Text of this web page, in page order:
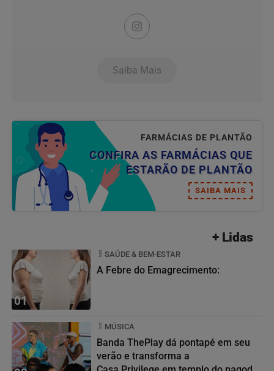
Saiba Mais
FARMÁCIAS DE PLANTÃO
CONFIRA AS FARMÁCIAS QUE
ESTARÃO DE PLANTÃO
SAIBA MAIS
+ Lidas
01
SAÚDE & BEM-ESTAR
A Febre do Emagrecimento:
MÚSICA
Banda ThePlay dá pontapé em seu
verão e transforma a